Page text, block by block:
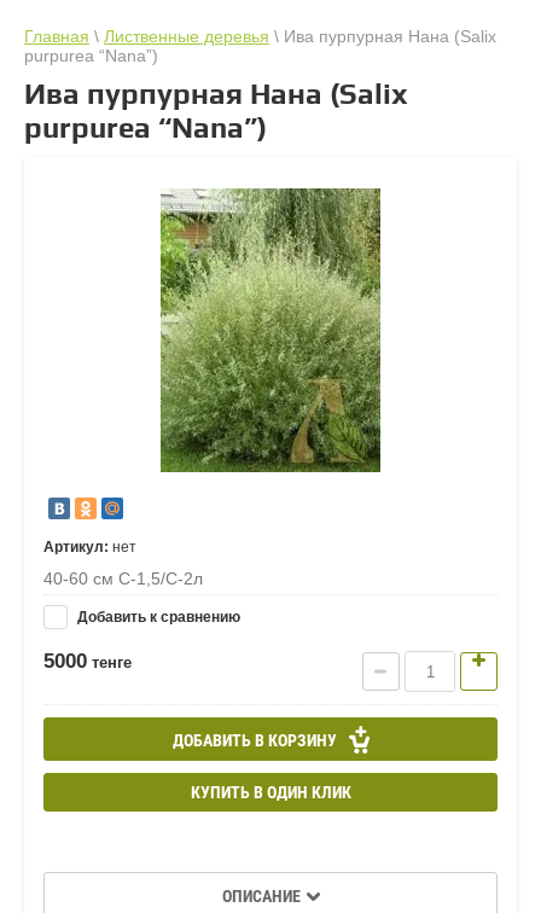
Главная \ Лиственные деревья \ Ива пурпурная Нана (Salix
purpurea “Nana”)
Ива пурпурная Нана (Salix
purpurea “Nana”)
Артикул: нет
40-60 см С-1,5/С-2л
Добавить к сравнению
5000 тенге
ДОБАВИТЬ В КОРЗИНУ
КУПИТЬ В ОДИН КЛИК
ОПИСАНИЕ